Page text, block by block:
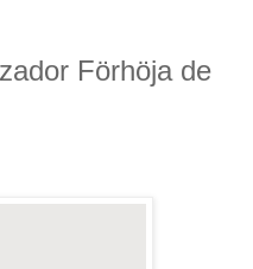
Förhöja de